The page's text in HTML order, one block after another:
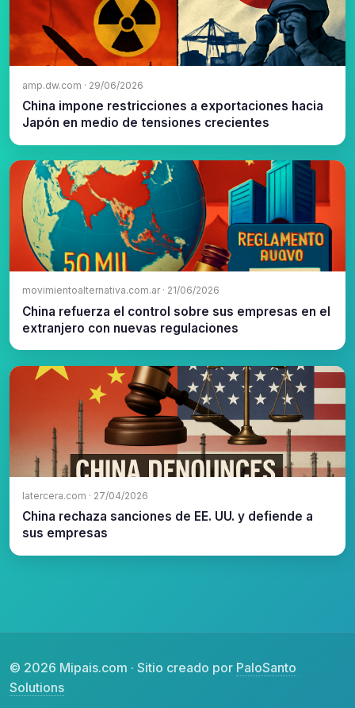
amp.dw.com · 29/06/2026
China impone restricciones a exportaciones hacia
Japón en medio de tensiones crecientes
movimientoalternativa.com.ar · 21/06/2026
China refuerza el control sobre sus empresas en el
extranjero con nuevas regulaciones
latercera.com · 27/04/2026
China rechaza sanciones de EE. UU. y defiende a
sus empresas
© 2026 Mipais.com · Sitio creado por PaloSanto
Solutions